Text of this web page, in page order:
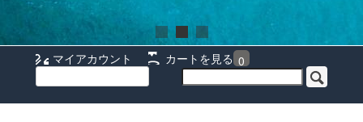
マイアカウント カートを見る 0